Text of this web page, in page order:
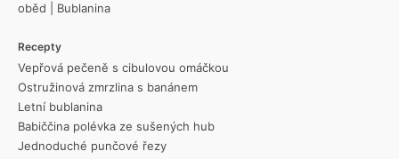
oběd
Bublanina
Recepty
Vepřová pečeně s cibulovou omáčkou
Ostružinová zmrzlina s banánem
Letní bublanina
Babiččina polévka ze sušených hub
Jednoduché punčové řezy